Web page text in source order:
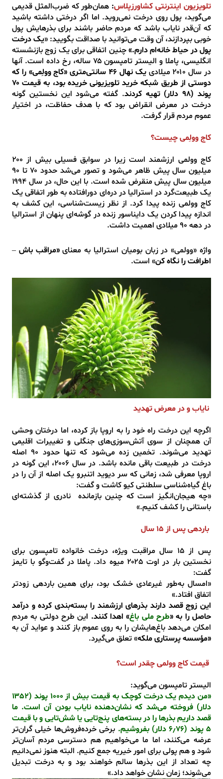
تلویزیون اینترنتی کشاورزپلاس: همان‌طور که ضرب‌المثل قدیمی
می‌گوید، پول روی درخت نمی‌روید. اما اگر درختی داشته باشید
که آن‌قدر نایاب باشد که مردم حاضر باشند برای بذرهایش پول
خوبی بپردازند، آن وقت می‌توانید با صداقت بگویید: «یک درخت
پول در حیاط خانه‌ام دارم.»چنین اتفاقی برای یک زوج بازنشسته
انگلیسی، پاملا و الیستر تامپسون ۷۵ ساله، رخ داده است. آنها
در سال ۲۰۱۰ میلادی
یک نهال ۴۶ سانتی‌متری «کاج وولِمی» را که
دوستی از طریق شبکه‌ خرید تلویزیونی خریده بود، به قیمت ۷۰
پوند (۹۸ دلار) تهیه کردند
. گفته می‌شود این نخستین گونه
درخت در معرض انقراض بود که با هدف حفاظت، در اختیار
عموم مردم قرار گرفت.
کاج وولِمی چیست؟
کاج وولمی ارزشمند است زیرا در سوابق فسیلی بیش از ۲۰۰
میلیون سال پیش ظاهر می‌شود و تصور می‌شد حدود ۷۰ تا ۹۰
میلیون سال پیش منقرض شده است. با این حال، در سال ۱۹۹۴
یک طبیعت‌گرد در استرالیا در دره‌ای دورافتاده به طور اتفاقی یک
کاج وولمی زنده پیدا کرد. از نظر زیست‌شناسی، این کشف به
اندازه‌ پیدا کردن یک دایناسور زنده در گوشه‌ای پنهان از استرالیا
در دهه‌ ۹۰ میلادی اهمیت داشت.
واژه‌ «وولمی» در زبان بومیان استرالیا به معنای«مراقب باش –
اطرافت را نگاه کن» است.
نایاب و در معرض تهدید
اگرچه این درخت راه خود را به اروپا باز کرده، اما درختان وحشی
آن همچنان از سوی آتش‌سوزی‌های جنگلی و تغییرات اقلیمی
تهدید می‌شوند. تخمین زده می‌شود که تنها حدود ۹۰ اصله
درخت در طبیعت باقی مانده باشد. در سال ۲۰۰۶، این گونه در
اروپا معرفی شد، زمانی که سر دیوید اتنبرو یک اصله از آن را در
باغ گیاه‌شناسی سلطنتی کیو کاشت و گفت:
«چه هیجان‌انگیز است که چنین بازمانده‌ نادری از گذشته‌ای
باستانی را کشف کنیم.»
باردهی پس از ۱۵ سال
پس از ۱۵ سال مراقبت ویژه، درخت خانواده تامپسون برای
نخستین بار در اوت ۲۰۲۵ میوه داد. پاملا در گفت‌وگو با تایمز
گفت:
«امسال به‌طور غیرعادی خشک بود، برای همین باردهی زودتر
اتفاق افتاد.»
این زوج قصد دارند بذرهای ارزشمند را بسته‌بندی کرده و درآمد
حاصل را به «طرح ملی باغ» اهدا کنند. این طرح دولتی به مردم
امکان می‌دهد باغ‌هایشان را به روی عموم باز کنند و عواید آن به
«مؤسسه پرستاری ملکه» تعلق می‌گیرد.
قیمت کاج وولمی چقدر است؟
الیستر تامپسون می‌گوید:
«من دیدم یک درخت کوچک به قیمت بیش از ۱۰۰۰ پوند (۱۳۵۲
دلار) فروخته می‌شد که نشان‌دهنده نایاب بودن آن است. ما
قصد داریم بذرها را در بسته‌های پنج‌تایی یا شش‌تایی و با قیمت
۵ پوند (۶٫۷۶ دلار) بفروشیم.
برخی خرده‌فروش‌ها خیلی گران‌تر
عرضه می‌کنند، اما ما می‌خواهیم هم دسترسی مردم آسان‌تر
شود و هم پولی برای امور خیریه جمع کنیم. البته هنوز نمی‌دانیم
چه تعداد از این بذرها سالم خواهند بود و به درخت تبدیل
می‌شوند؛ زمان نشان خواهد داد.»